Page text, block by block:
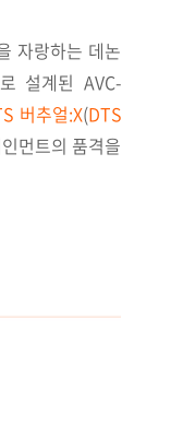
자랑하는 데논
설계된 AVC-
버추얼:X(DTS
먼트의 품격을